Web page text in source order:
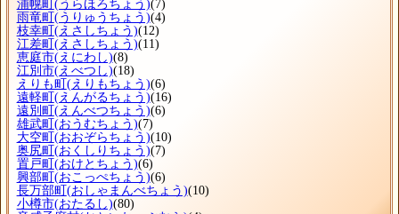
浦幌町 (うらほろちょう)(7)
雨竜町 (うりゅうちょう)(4)
枝幸町 (えさしちょう)(12)
江差町 (えさしちょう)(11)
恵庭市(えにわし)(8)
江別市(えべつし)(18)
えりも町 (えりもちょう)(6)
遠軽町 (えんがるちょう)(16)
遠別町 (えんべつちょう)(6)
雄武町 (おうむちょう)(7)
大空町 (おおぞらちょう)(10)
奥尻町 (おくしりちょう)(7)
置戸町 (おけとちょう)(6)
興部町 (おこっぺちょう)(6)
長万部町 (おしゃまんべちょう)(10)
小樽市(おたるし)(80)